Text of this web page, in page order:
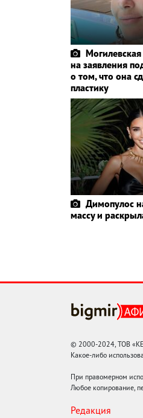
на заявления
о том, что она
пластику
Димопулос
массу и
© 2000-2024, ТОВ
Какое-либо
При правомерном
Любое копирование,
Редакция